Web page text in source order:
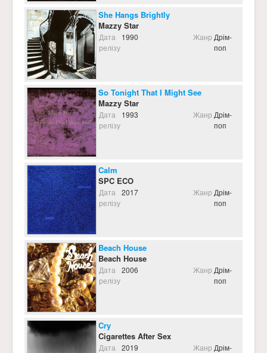
She Hangs Brightly
Mazzy Star
Дата
релізу
1990 Жанр Дрім-
поп
So Tonight That I Might See
Mazzy Star
Дата
релізу
1993 Жанр Дрім-
поп
Calm
SPC ECO
Дата
релізу
2017 Жанр Дрім-
поп
Beach House
Beach House
Дата
релізу
2006 Жанр Дрім-
поп
Cry
Cigarettes After Sex
Дата
2019 Жанр Дрім-